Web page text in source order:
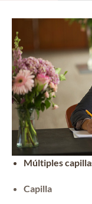
Múltiples
Capilla